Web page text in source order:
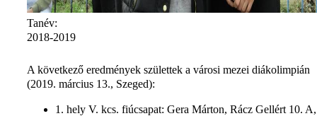
Tanév:
2018-2019
A következő eredmények születtek a városi mezei diákolimpián
(2019. március 13., Szeged):
1. hely V. kcs. fiúcsapat: Gera Márton, Rácz Gellért 10. A,